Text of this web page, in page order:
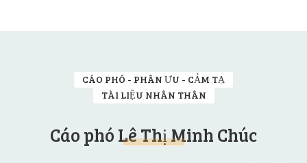
CÁO PHÓ - PHÂN ƯU - CẢM TẠ
TÀI LIỆU NHÂN THÂN
Cáo phó Lê Thị Minh Chúc